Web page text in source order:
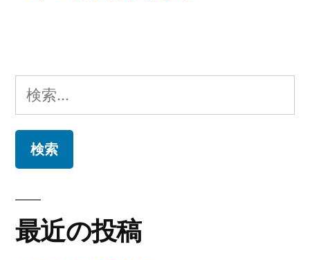
ゲ
シ
ョ
ン
検
索:
最近の投稿